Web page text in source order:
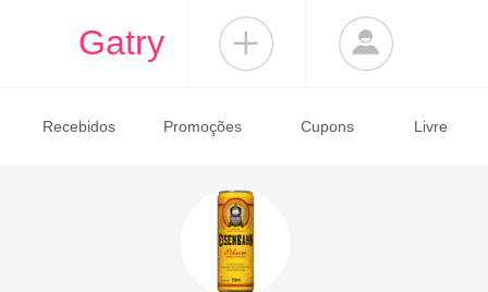
Gatry
Recebidos Promoções Cupons Livre